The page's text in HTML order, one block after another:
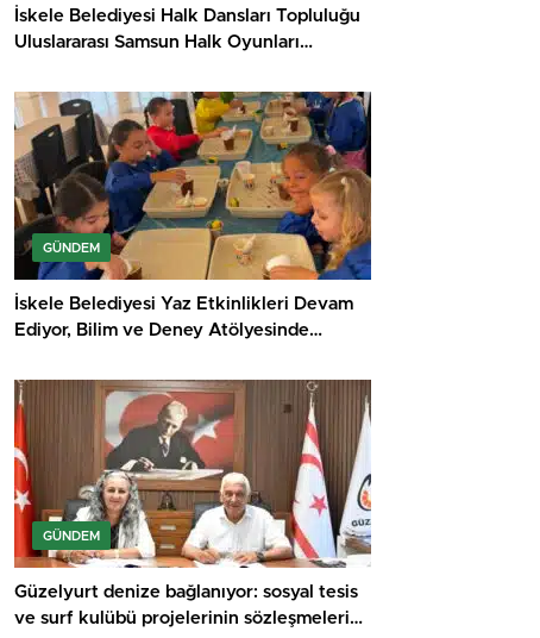
İskele Belediyesi Halk Dansları Topluluğu
Uluslararası Samsun Halk Oyunları
Ediyor
GÜNDEM
İskele Belediyesi Yaz Etkinlikleri Devam
Ediyor, Bilim ve Deney Atölyesinde
GÜNDEM
Güzelyurt denize bağlanıyor: sosyal tesis
ve surf kulübü projelerinin sözleşmeleri